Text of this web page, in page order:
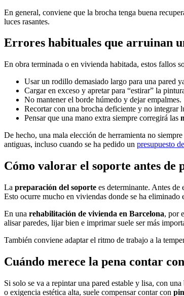
En general, conviene que la brocha tenga buena
luces rasantes.
Errores habituales que arruinan
En obra terminada o en vivienda habitada, estos fallos
Usar un rodillo demasiado largo para una pared
Cargar en exceso y apretar para “estirar” la
No mantener el borde húmedo y dejar empalmes.
Recortar con una brocha deficiente y no integrar
Pensar que una mano extra siempre corregirá las
De hecho, una mala elección de herramienta no
antiguas, incluso cuando se ha pedido un presupuesto
Cómo valorar el soporte antes
La preparación del soporte es determinante. Antes
Esto ocurre mucho en viviendas donde se ha eliminado
En una rehabilitación de vivienda en Barcelona, por
alisar paredes, lijar bien e imprimar suele ser más
También conviene adaptar el ritmo de trabajo a la
Cuándo merece la pena contar
Si solo se va a repintar una pared estable y lisa, con
o exigencia estética alta, suele compensar contar con